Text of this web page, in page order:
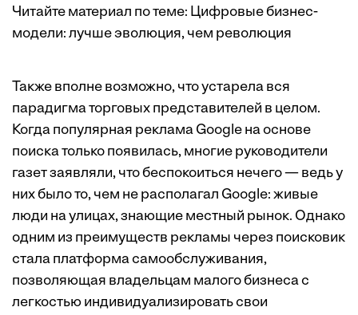
Читайте материал по теме: Цифровые бизнес-
модели: лучше эволюция, чем революция
Также вполне возможно, что устарела вся
парадигма торговых представителей в целом.
Когда популярная реклама Google на основе
поиска только появилась, многие руководители
газет заявляли, что беспокоиться нечего — ведь у
них было то, чем не располагал Google: живые
люди на улицах, знающие местный рынок. Однако
одним из преимуществ рекламы через поисковик
стала платформа самообслуживания,
позволяющая владельцам малого бизнеса с
легкостью индивидуализировать свои